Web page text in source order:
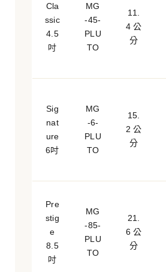
Cla
ssic
4.5
吋
MG
-45-
PLU
TO
11.
4 公
分
Sig
nat
ure
6吋
MG
-6-
PLU
TO
15.
2 公
分
Pre
stig
e
8.5
吋
MG
-85-
PLU
TO
21.
6 公
分